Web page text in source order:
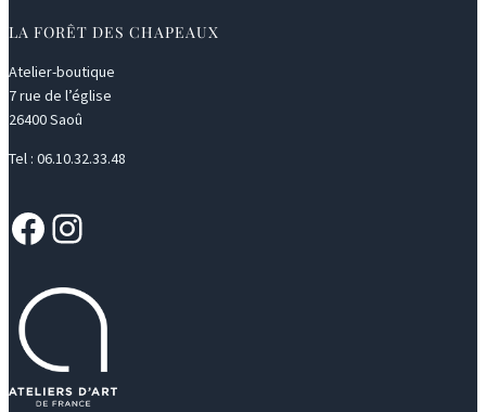
LA FORÊT DES CHAPEAUX
Atelier-boutique
7 rue de l’église
26400 Saoû
Tel : 06.10.32.33.48
Facebook Instagram